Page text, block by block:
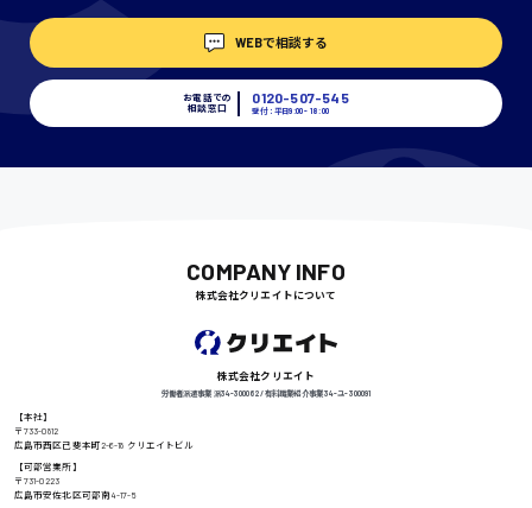
埼玉県
高知県
日給8000円〜
WEBで相談する
お電話での
相談窓口
0120-507-545
受付：平日9:00 - 18:00
COMPANY INFO
株式会社クリエイトについて
株式会社クリエイト
労働者派遣事業 派34-300062 / 有料職業紹介事業 34-ユ-300091
【本社】
〒733-0812
広島市西区己斐本町2-6-18 クリエイトビル
【可部営業所】
〒731-0223
広島市安佐北区可部南4-17-5